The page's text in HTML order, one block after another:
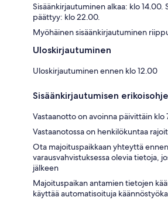
Sisäänkirjautuminen alkaa: klo 14.00.
päättyy: klo 22.00.
Myöhäinen sisäänkirjautuminen
Uloskirjautuminen
Uloskirjautuminen ennen klo 12.00
Sisäänkirjautumisen
Vastaanotto on avoinna päivittäin klo
Vastaanotossa on henkilökuntaa
Ota majoituspaikkaan yhteyttä
varausvahvistuksessa olevia tietoja,
jälkeen
Majoituspaikan antamien tietojen
käyttää automatisoituja